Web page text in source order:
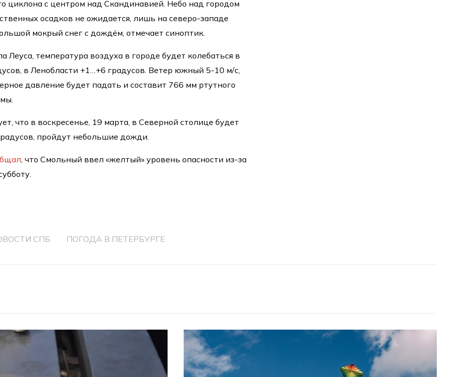
циклона с центром над Скандинавией. Небо над городом
осадков не ожидается, лишь на северо-западе
мокрый снег с дождём, отмечает синоптик.
Леуса, температура воздуха в городе будет колебаться в
в Ленобласти +1…+6 градусов. Ветер южный 5-10 м/с,
давление будет падать и составит 766 мм ртутного
что в воскресенье, 19 марта, в Северной столице будет
пройдут небольшие дожди.
, что Смольный ввел «желтый» уровень опасности из-за
СПБ ПОГОДА В ПЕТЕРБУРГЕ